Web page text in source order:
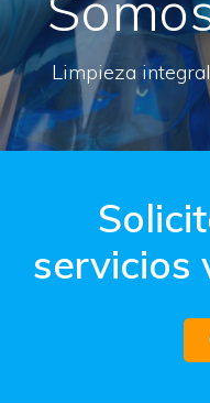
Limpieza
servicios